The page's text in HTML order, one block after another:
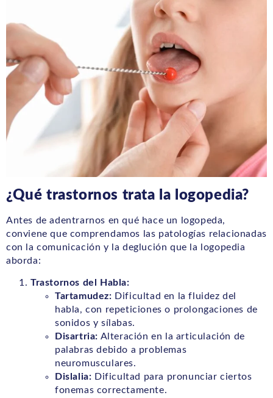
¿Qué trastornos trata la logopedia?
Antes de adentrarnos en qué hace un logopeda,
conviene que comprendamos las patologías relacionadas
con la comunicación y la deglución que la logopedia
aborda:
Trastornos del Habla:
Tartamudez: Dificultad en la fluidez del
habla, con repeticiones o prolongaciones de
sonidos y sílabas.
Disartria: Alteración en la articulación de
palabras debido a problemas
neuromusculares.
Dislalia: Dificultad para pronunciar ciertos
fonemas correctamente.